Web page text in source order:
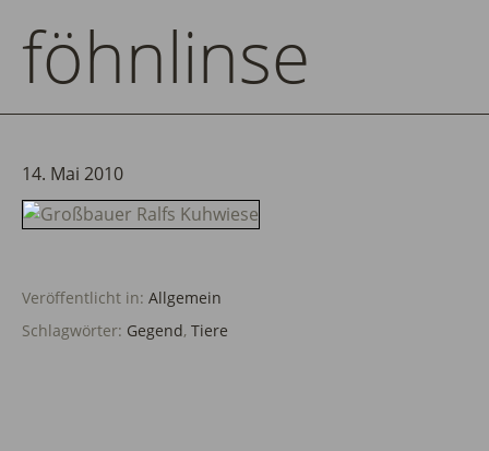
föhnlinse
14. Mai 2010
Veröffentlicht in: Allgemein
Schlagwörter: Gegend, Tiere